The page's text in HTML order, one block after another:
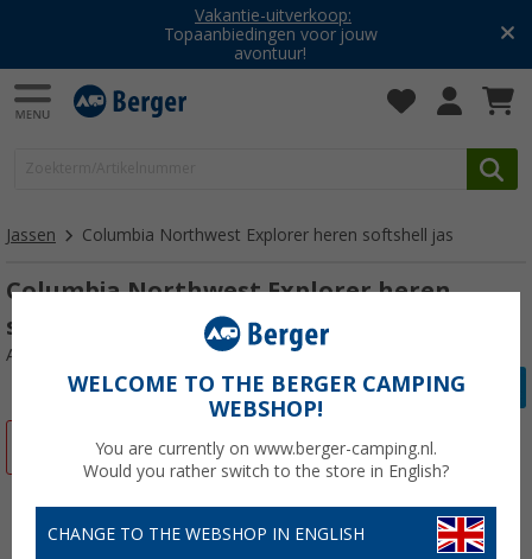
Vakantie-uitverkoop:
Topaanbiedingen voor jouw
avontuur!
Jassen Columbia Northwest Explorer heren softshell jas
Columbia Northwest Explorer heren
softshell jas
Artikelnr: 458431XL
WELCOME TO THE BERGER CAMPING
WEBSHOP!
You are currently on www.berger-camping.nl.
Would you rather switch to the store in English?
CHANGE TO THE WEBSHOP IN ENGLISH